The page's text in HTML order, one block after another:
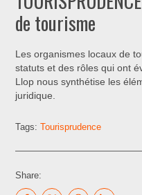
de tourisme
Les organismes locaux de
statuts et des rôles qui ont
Llop nous synthétise les
juridique.
Tags:Tourisprudence
Share: